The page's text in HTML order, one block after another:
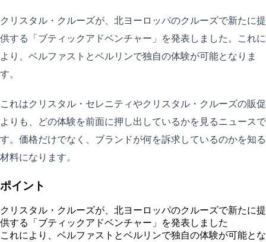
クリスタル・クルーズが、北ヨーロッパのクルーズで新たに提
供する「ブティックアドベンチャー」を発表しました。これに
より、ベルファストとベルリンで独自の体験が可能となりま
す。
これはクリスタル・セレニティやクリスタル・クルーズの販促
よりも、どの体験を前面に押し出しているかを見るニュースで
す。価格だけでなく、ブランドが何を訴求しているのかを知る
材料になります。
ポイント
クリスタル・クルーズが、北ヨーロッパのクルーズで新たに提
供する「ブティックアドベンチャー」を発表しました
これにより、ベルファストとベルリンで独自の体験が可能とな